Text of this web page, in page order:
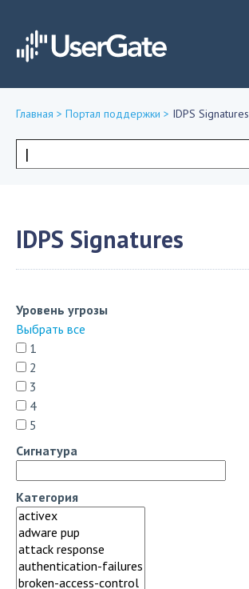
здесь
Главная > Портал поддержки > IDPS Signatures
Форма
IDPS Signatures
Уровень угрозы
Выбрать все
1
2
3
4
5
Сигнатура
Категория